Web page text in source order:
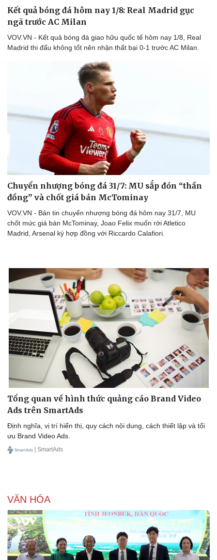
Doanh nghiệp Công nghệ
Kết quả bóng đá hôm nay 1/8: Real Madrid gục
ngã trước AC Milan
VOV.VN - Kết quả bóng đá giao hữu quốc tế hôm nay 1/8, Real
Madrid thi đấu không tốt nên nhận thất bại 0-1 trước AC Milan.
Chuyển nhượng bóng đá 31/7: MU sắp đón “thần
đồng” và chốt giá bán McTominay
VOV.VN - Bản tin chuyển nhượng bóng đá hôm nay 31/7, MU
chốt mức giá bán McTominay, Joao Felix muốn rời Atletico
Madrid, Arsenal ký hợp đồng với Riccardo Calafiori.
Tổng quan về hình thức quảng cáo Brand Video
Ads trên SmartAds
Định nghĩa, vị trí hiển thị, quy cách nội dung, cách thiết lập và tối
ưu Brand Video Ads.
| SmartAds
VĂN HÓA